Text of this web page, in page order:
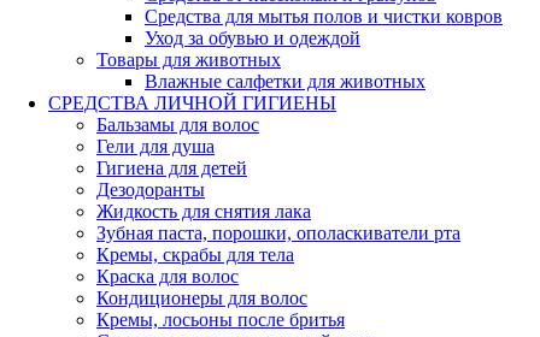
Средства для мытья полов и чистки ковров
Уход за обувью и одеждой
Товары для животных
Влажные салфетки для животных
СРЕДСТВА ЛИЧНОЙ ГИГИЕНЫ
Бальзамы для волос
Гели для душа
Гигиена для детей
Дезодоранты
Жидкость для снятия лака
Зубная паста, порошки, ополаскиватели рта
Кремы, скрабы для тела
Краска для волос
Кондиционеры для волос
Кремы, лосьоны после бритья